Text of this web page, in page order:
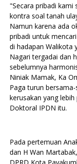
"Secara pribadi kami
kontra soal tanah
Namun karena ada
pribadi untuk
di hadapan Walikota
Nagari tergadai dan
sebelumnya
Niniak Mamak, Ka
Paga turun
kerusakan yang
Doktoral IPDN itu.
Pada pertemuan
dan H Wan
DPRD Kota